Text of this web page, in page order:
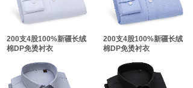
200支4股100%新疆长绒
棉DP免烫衬衣
200支4股100%新疆长绒
棉DP免烫衬衣